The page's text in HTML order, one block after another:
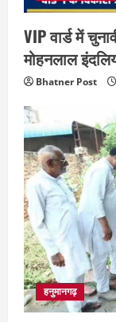
VIP वार्ड में
मोहनलाल
Bhatner Post
हनुमानगढ़